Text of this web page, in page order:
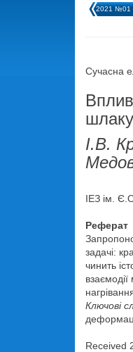
2021 №01
Сучасна
І.В.
ІЕЗ ім.
Реферат
задачі:
чинить
Ключові
Received